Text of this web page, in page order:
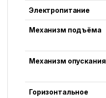
Электропитание
Механизм подъёма
Механизм опускания
Горизонтальное